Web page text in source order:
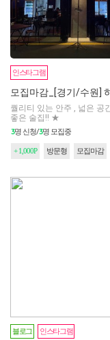
인스타그램
퀄리티 있는 안주 , 넓은 공
좋은 술집!! ★
3명 신청/3명 모집중
+ 1,000P 방문형 모집마감
블로그 인스타그램